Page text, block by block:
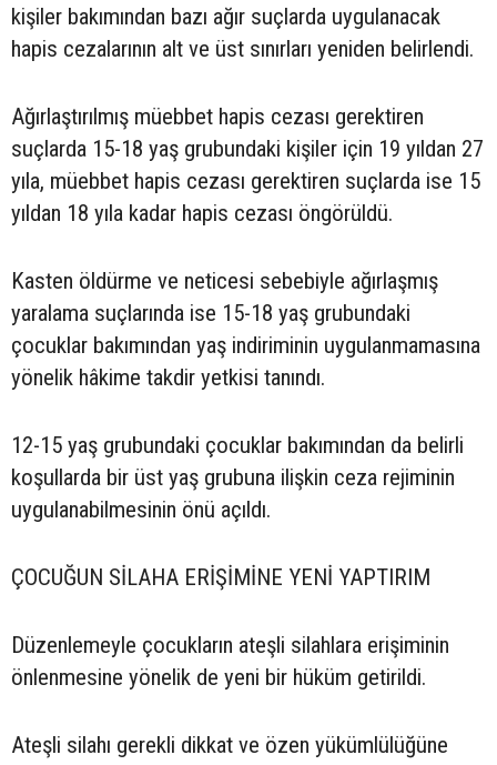
kişiler bakımından bazı ağır suçlarda uygulanacak
hapis cezalarının alt ve üst sınırları yeniden belirlendi.
Ağırlaştırılmış müebbet hapis cezası gerektiren
suçlarda 15-18 yaş grubundaki kişiler için 19 yıldan 27
yıla, müebbet hapis cezası gerektiren suçlarda ise 15
yıldan 18 yıla kadar hapis cezası öngörüldü.
Kasten öldürme ve neticesi sebebiyle ağırlaşmış
yaralama suçlarında ise 15-18 yaş grubundaki
çocuklar bakımından yaş indiriminin uygulanmamasına
yönelik hâkime takdir yetkisi tanındı.
12-15 yaş grubundaki çocuklar bakımından da belirli
koşullarda bir üst yaş grubuna ilişkin ceza rejiminin
uygulanabilmesinin önü açıldı.
ÇOCUĞUN SİLAHA ERİŞİMİNE YENİ YAPTIRIM
Düzenlemeyle çocukların ateşli silahlara erişiminin
önlenmesine yönelik de yeni bir hüküm getirildi.
Ateşli silahı gerekli dikkat ve özen yükümlülüğüne